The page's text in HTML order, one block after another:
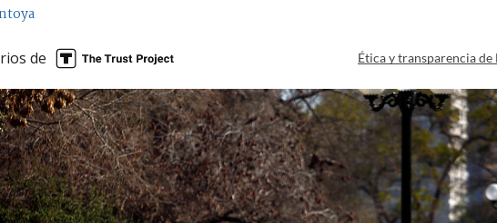
de Ética y transparencia